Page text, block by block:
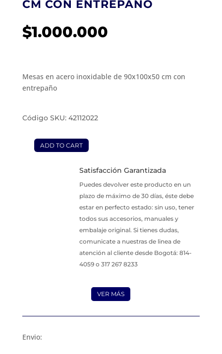
CM CON ENTREPAÑO
$1.000.000
Mesas en acero inoxidable de 90x100x50 cm con
entrepaño
Código SKU: 42112022
Mesas
ADD TO CART
Satisfacción Garantizada
Puedes devolver este producto en un
plazo de máximo de 30 días, éste debe
estar en perfecto estado: sin uso, tener
todos sus accesorios, manuales y
embalaje original. Si tienes dudas,
comunicate a nuestras de linea de
atención al cliente desde Bogotá: 814-
4059 o 317 267 8233
VER MÁS
Envio: